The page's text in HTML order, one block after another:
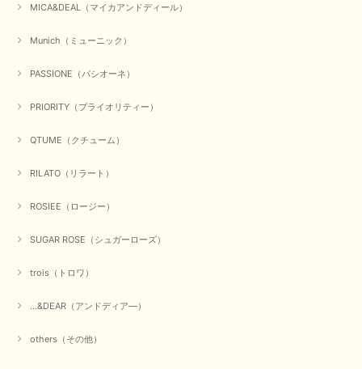
MICA&DEAL（マイカアンドディール）
Munich（ミューニック）
PASSIONE（パシオーネ）
PRIORITY（プライオリティー）
QTUME（クチューム）
RILATO（リラート）
ROSIEE（ロージー）
SUGAR ROSE（シュガーローズ）
trois（トロワ）
...&DEAR（アンドディア―）
others（その他）